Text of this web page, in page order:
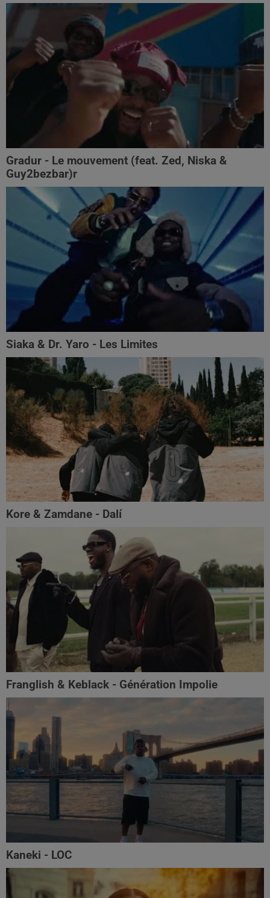
Gradur - Le mouvement (feat. Zed, Niska &
Guy2bezbar)r
Siaka & Dr. Yaro - Les Limites
Kore & Zamdane - Dalí
Franglish & Keblack - Génération Impolie
Kaneki - LOC